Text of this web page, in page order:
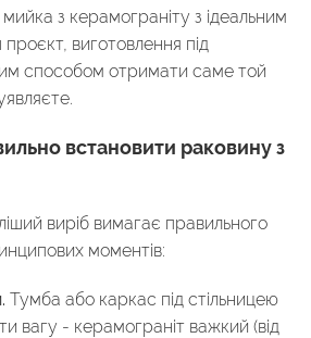
з керамограніту з ідеальним
виготовлення під
способом отримати саме той
встановити раковину з
виріб вимагає правильного
моментів:
Тумба або каркас під стільницею
вагу - керамограніт важкий (від